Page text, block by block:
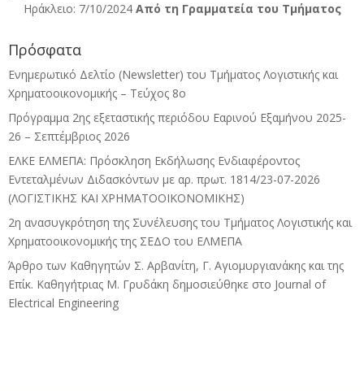
Ηράκλειο: 7/10/2024 Από τη Γραμματεία του Τμήματος
Πρόσφατα
Ενημερωτικό Δελτίο (Newsletter) του Τμήματος Λογιστικής και
Χρηματοοικονομικής – Τεύχος 8ο
Πρόγραμμα 2ης εξεταστικής περιόδου Eαρινού Eξαμήνου 2025-
26 – Σεπτέμβριος 2026
ΕΛΚΕ ΕΛΜΕΠΑ: Πρόσκληση Εκδήλωσης Ενδιαφέροντος
Εντεταλμένων Διδασκόντων με αρ. πρωτ. 1814/23-07-2026
(ΛΟΓΙΣΤΙΚΗΣ ΚΑΙ ΧΡΗΜΑΤΟΟΙΚΟΝΟΜΙΚΗΣ)
2η ανασυγκρότηση της Συνέλευσης του Τμήματος Λογιστικής και
Χρηματοοικονομικής της ΣΕΔΟ του ΕΛΜΕΠΑ
Άρθρο των Καθηγητών Σ. Αρβανίτη, Γ. Αγιομυργιανάκης και της
Επίκ. Καθηγήτριας Μ. Γρυδάκη δημοσιεύθηκε στο Journal of
Electrical Engineering